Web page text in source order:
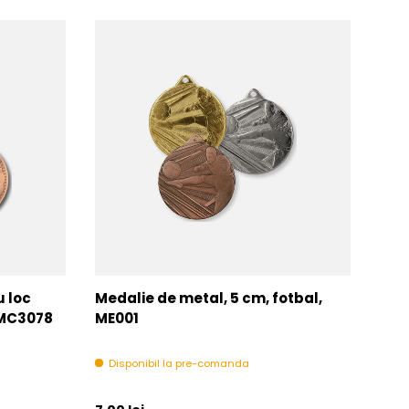
loc
Medalie de metal, 5 cm, fotbal,
ME001
Disponibil la pre-comanda